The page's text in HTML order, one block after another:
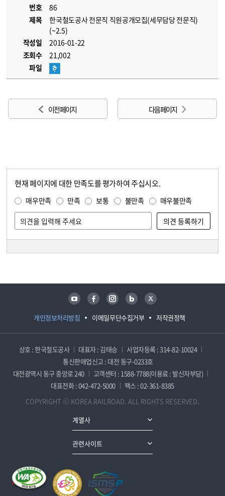
번호
86
제목
한국철도공사 전문직 직원공개모집(세무담당 전문직)
(~2.5)
작성일
2016-01-22
조회수
21,002
파일
이전 페이지 다음 페이지
현재 페이지에 대한 만족도를 평가하여 주십시오.
매우만족 만족 보통 불만족 매우불만족
개인정보처리방침 이메일무단수집거부 저작권정책
유튜브 페이스북 인스타그램 블로그 트위터
상호 : 한국철도공사 대표자 : 김태승
사업자등록 : 314-82-10024
통신판매업신고 : 대전 동구-0233호
대전광역시 동구 중앙로 240
고객센터 : 1588-7788(이용료 : 발신자부담)
대표전화 : 042-472-5000
팩스 : 02-361-8385
COPYRIGHT ⓒ KOREA RAILROAD. ALL RIGHTS RESERVED.
계열사
관련사이트